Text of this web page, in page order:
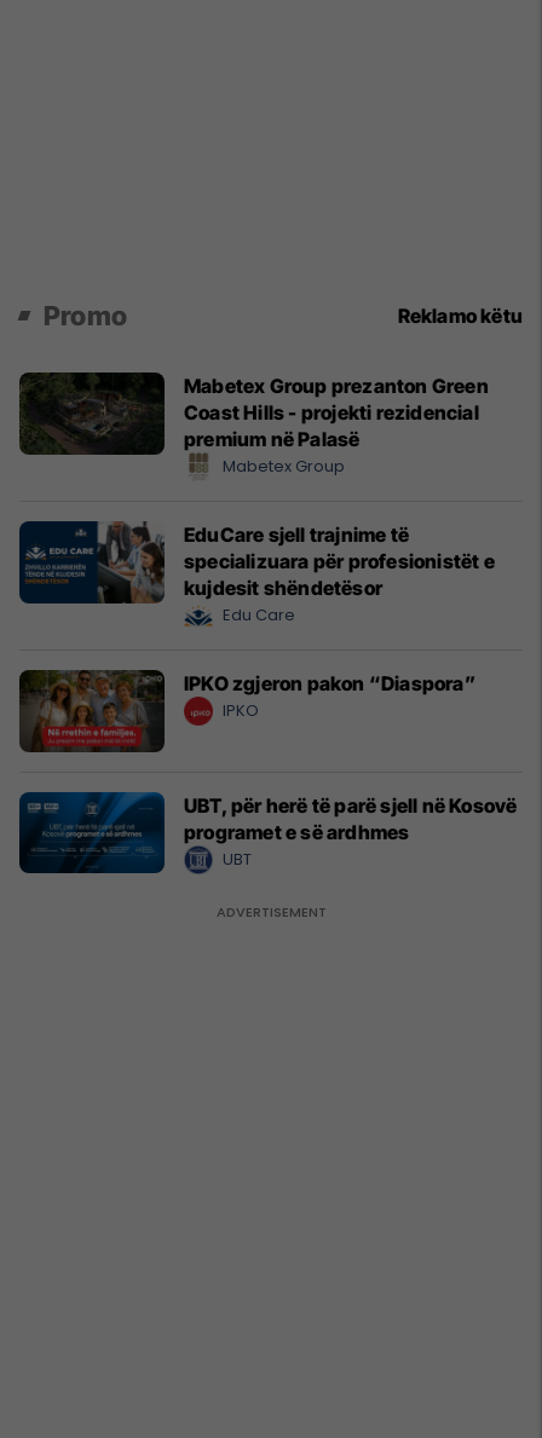
Promo Reklamo këtu
Mabetex Group prezanton Green
Coast Hills - projekti rezidencial
premium në Palasë
Mabetex Group
EduCare sjell trajnime të
specializuara për profesionistët e
kujdesit shëndetësor
Edu Care
IPKO zgjeron pakon “Diaspora”
IPKO
UBT, për herë të parë sjell në Kosovë
programet e së ardhmes
UBT